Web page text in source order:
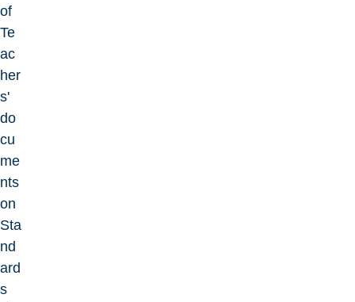
of
Te
ac
her
s'
do
cu
me
nts
on
Sta
nd
ard
s